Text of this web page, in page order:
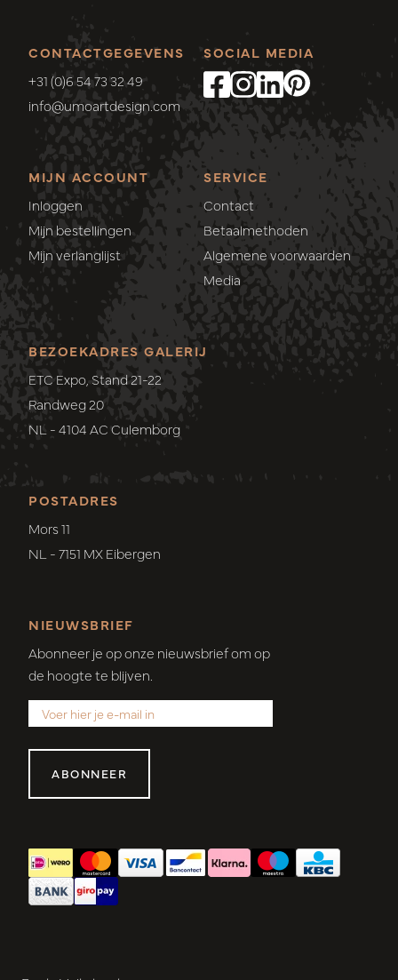
CONTACTGEGEVENS
+31 (0)6 54 73 32 49
info@umoartdesign.com
MIJN ACCOUNT
Inloggen
Mijn bestellingen
Mijn verlanglijst
SERVICE
Contact
Betaalmethoden
Algemene voorwaarden
Media
SOCIAL MEDIA
POSTADRES
Mors 11
NL - 7151 MX Eibergen
BEZOEKADRES GALERIJ
ETC Expo, Stand 21-22
Randweg 20
NL - 4104 AC Culemborg
NIEUWSBRIEF
Abonneer je op onze nieuwsbrief om op
de hoogte te blijven.
ABONNEER